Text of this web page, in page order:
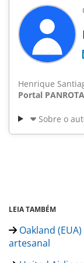
Henrique
Portal
Sobre o
LEIA TAMBÉM
Oakland
artesanal